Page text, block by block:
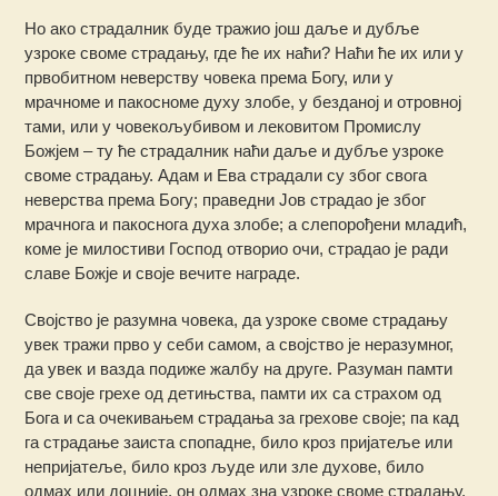
Но ако страдалник буде тражио још даље и дубље
узроке своме страдању, где ће их наћи? Наћи ће их или у
првобитном неверству човека према Богу, или у
мрачноме и пакосноме духу злобе, у безданој и отровној
тами, или у човекољубивом и лековитом Промислу
Божјем – ту ће страдалник наћи даље и дубље узроке
своме страдању. Адам и Ева страдали су због свога
неверства према Богу; праведни Јов страдао је због
мрачнога и пакоснога духа злобе; а слепорођени младић,
коме је милостиви Господ отворио очи, страдао је ради
славе Божје и своје вечите награде.
Својство је разумна човека, да узроке своме страдању
увек тражи прво у себи самом, а својство је неразумног,
да увек и вазда подиже жалбу на друге. Разуман памти
све своје грехе од детињства, памти их са страхом од
Бога и са очекивањем страдања за грехове своје; па кад
га страдање заиста спопадне, било кроз пријатеље или
непријатеље, било кроз људе или зле духове, било
одмах или доцније, он одмах зна узроке своме страдању,